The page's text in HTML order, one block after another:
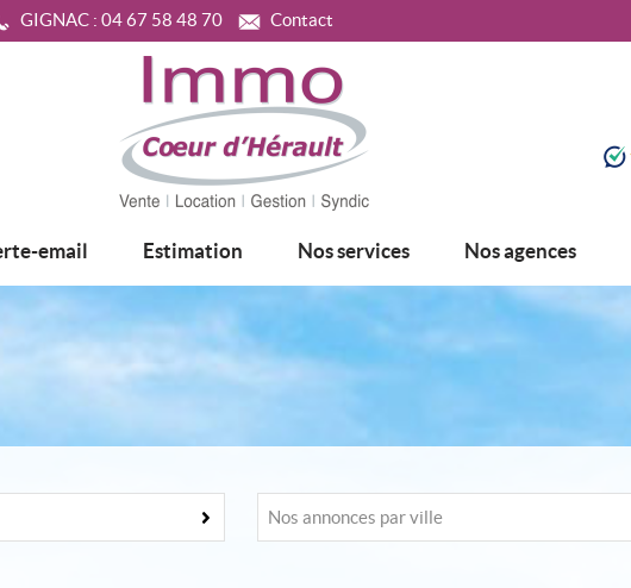
GIGNAC :04 67 58 48 70 Contact
email Estimation Nos services Nos agences
Nos annonces par ville